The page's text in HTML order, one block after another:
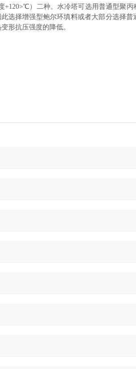
）二种。水冷塔可选用普通型聚丙
选择增强型鲍尔环填料或者大部分选择
形抗压强度的降低。